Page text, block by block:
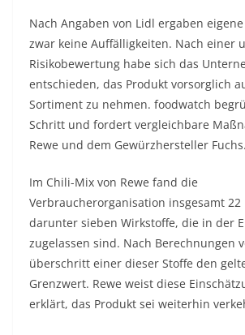
Nach Angaben von Lidl ergaben
zwar keine Auffälligkeiten. Nach einer
Risikobewertung habe sich das
entschieden, das Produkt vorsorglich
Sortiment zu nehmen. foodwatch
Schritt und fordert vergleichbare
Rewe und dem Gewürzhersteller Fuchs.
Im Chili-Mix von Rewe fand die
Verbraucherorganisation insgesamt 22
darunter sieben Wirkstoffe, die in der
zugelassen sind. Nach Berechnungen
überschritt einer dieser Stoffe den
Grenzwert. Rewe weist diese
erklärt, das Produkt sei weiterhin